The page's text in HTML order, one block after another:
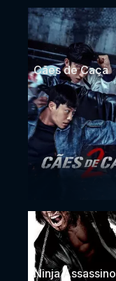
Cães de Caça
Ninja Assassino